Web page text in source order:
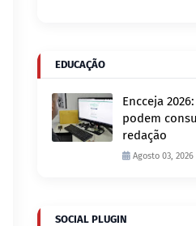
EDUCAÇÃO
Encceja
podem
redação
Agosto 03, 2026
SOCIAL PLUGIN